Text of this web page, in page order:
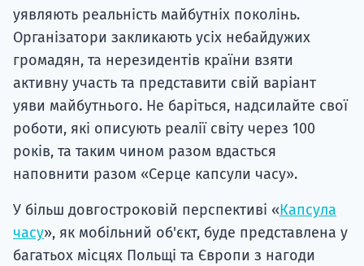
уявляють реальність майбутніх поколінь.
Організатори закликають усіх небайдужих
громадян, та нерезидентів країни взяти
активну участь та представити свій варіант
уяви майбутнього. Не баріться, надсилайте свої
роботи, які описують реалії світу через 100
років, та таким чином разом вдасться
наповнити разом «Серце капсули часу».
У більш довгостроковій перспективі «Капсула
часу», як мобільний об'єкт, буде представлена у
багатьох місцях Польщі та Європи з нагоди